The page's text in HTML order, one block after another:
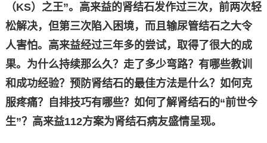
（KS）之王”。高来益的肾结石发作过三次，前两次轻
松解决，但第三次陷入困境，而且输尿管结石之大令
人害怕。高来益经过三年多的尝试，取得了很大的成
果。为什么持续那么久？走了多少弯路？有哪些教训
和成功经验？预防肾结石的最佳方法是什么？如何克
服疼痛？自排技巧有哪些？如何了解肾结石的“前世今
生”？高来益112方案为肾结石病友盛情呈现。